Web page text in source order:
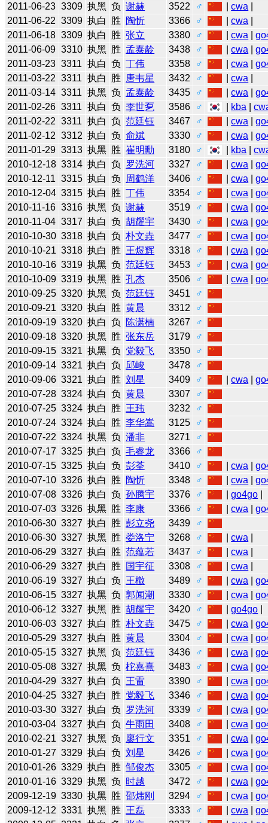
2011-06-23 3309 执黑 负 谢赫 3522 ♂ |cwa
2011-06-22 3309 执白 胜 陶忻 3366 ♂ |cwa
2011-06-18 3309 执白 胜 张立 3380 ♂ |cwa |
2011-06-09 3310 执黑 胜 孟泰龄 3438 ♂ |cwa |
2011-03-23 3311 执白 负 丁伟 3358 ♂ |cwa |
2011-03-22 3311 执白 胜 唐韦星 3432 ♂ |cwa
2011-03-14 3311 执黑 负 孟泰龄 3435 ♂ |cwa |
2011-02-26 3311 执白 负 李世乭 3586 ♂ kba |
2011-02-22 3311 执白 负 范廷钰 3467 ♂ |cwa |
2011-02-12 3312 执白 负 俞斌 3330 ♂ |cwa |
2011-01-29 3313 执黑 胜 崔明勳 3180 ♂ kba |
2010-12-18 3314 执白 负 罗洗河 3327 ♂ |cwa |
2010-12-11 3315 执白 负 周鹤洋 3406 ♂ |cwa |
2010-12-04 3315 执白 胜 丁伟 3354 ♂ |cwa |
2010-11-16 3316 执黑 负 谢赫 3519 ♂ |cwa |
2010-11-04 3317 执白 负 胡耀宇 3430 ♂ |cwa |
2010-10-30 3318 执白 负 朴文垚 3477 ♂ |cwa |
2010-10-21 3318 执白 胜 王煜辉 3318 ♂ |cwa |
2010-10-16 3319 执黑 负 范廷钰 3453 ♂ |cwa |
2010-10-09 3319 执黑 胜 孔杰 3506 ♂ |cwa |
2010-09-25 3320 执黑 负 范廷钰 3451
♂
2010-09-21 3320 执白 胜 黄晨 3312
♂
2010-09-19 3320 执白 负 陈潇楠 3267
♂
2010-09-18 3320 执黑 胜 张东岳 3179
♂
2010-09-15 3321 执黑 负 党毅飞 3350
♂
2010-09-14 3321 执白 负 邱峻 3478
♂
2010-09-06 3321 执白 胜 刘星 3409 ♂ |cwa |
2010-07-28 3324 执白 负 黄晨 3307
♂
2010-07-25 3324 执白 胜 王玮 3232
♂
2010-07-24 3324 执白 胜 李华嵩 3125
♂
2010-07-22 3324 执黑 负 潘非 3271
♂
2010-07-17 3325 执白 负 毛睿龙 3366
♂
2010-07-15 3325 执白 负 彭荃 3410 ♂ |cwa |
2010-07-10 3326 执白 胜 陶忻 3348 ♂ |cwa |
2010-07-08 3326 执白 负 孙腾宇 3376 ♂ |go4go
2010-07-03 3326 执黑 胜 李康 3366 ♂ |cwa |
2010-06-30 3327 执白 胜 彭立尧 3439
♂
2010-06-30 3327 执黑 胜 娄洛宁 3268 ♂ |cwa
2010-06-29 3327 执白 胜 范蕴若 3437 ♂ |cwa
2010-06-29 3327 执白 胜 国宇征 3308 ♂ |cwa
2010-06-19 3327 执白 负 王檄 3489 ♂ |cwa |
2010-06-15 3327 执黑 负 郭闻潮 3330 ♂ |cwa |
2010-06-12 3327 执黑 胜 胡耀宇 3420 ♂ |go4go
2010-06-03 3327 执白 胜 朴文垚 3475 ♂ |cwa |
2010-05-29 3327 执白 胜 黄晨 3304 ♂ |cwa |
2010-05-15 3327 执黑 负 范廷钰 3436 ♂ |cwa |
2010-05-08 3327 执黑 负 柁嘉熹 3483 ♂ |cwa |
2010-04-29 3327 执白 负 王雷 3390 ♂ |cwa |
2010-04-25 3327 执白 胜 党毅飞 3346 ♂ |cwa |
2010-03-30 3327 执白 负 罗洗河 3339 ♂ |cwa |
2010-03-04 3327 执白 负 牛雨田 3408 ♂ |cwa |
2010-02-21 3327 执黑 负 廖行文 3351 ♂ |cwa |
2010-01-27 3329 执白 负 刘星 3426 ♂ |cwa |
2010-01-26 3329 执白 胜 邹俊杰 3305 ♂ |cwa |
2010-01-16 3329 执黑 负 时越 3472 ♂ |cwa |
2009-12-19 3330 执黑 胜 邵炜刚 3294 ♂ |cwa |
2009-12-12 3331 执黑 胜 王磊 3333 ♂ |cwa |